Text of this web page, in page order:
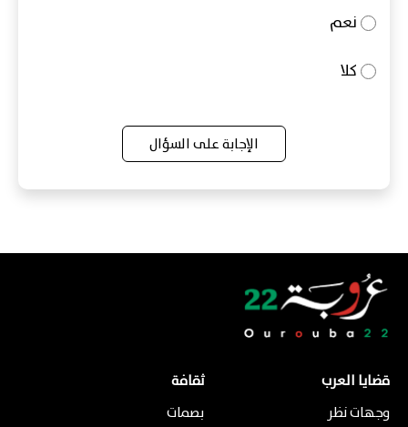
نعم
كلا
الإجابة على السؤال
قضايا العرب
وجهات نظر
ثقافة
بصمات